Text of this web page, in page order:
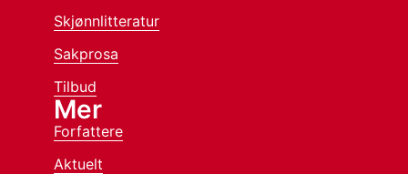
Skjønnlitteratur
Sakprosa
Tilbud
Mer
Forfattere
Aktuelt